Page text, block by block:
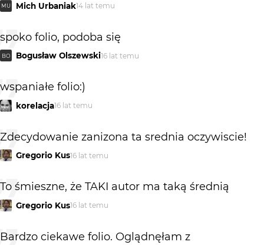
MU Mich Urbaniak14 lat temu
spoko folio, podoba się
BO Bogusław Olszewski16 lat temu
wspaniałe folio:)
korelacja16 lat temu
Zdecydowanie zanizona ta srednia oczywiscie!
Gregorio Kus16 lat temu
To śmieszne, że TAKI autor ma taką średnią
Gregorio Kus16 lat temu
Bardzo ciekawe folio. Oglądnęłam z